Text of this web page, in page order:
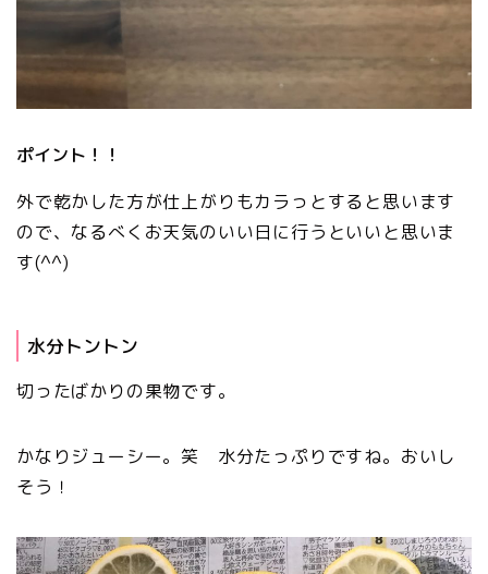
ポイント！！
外で乾かした方が仕上がりもカラっとすると思います
ので、なるべくお天気のいい日に行うといいと思いま
す(^^)
水分トントン
切ったばかりの果物です。
かなりジューシー。笑 水分たっぷりですね。おいし
そう！